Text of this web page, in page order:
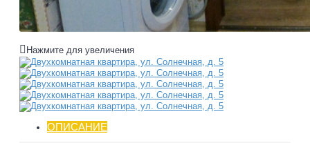
Нажмите для увеличения
ОПИСАНИЕ